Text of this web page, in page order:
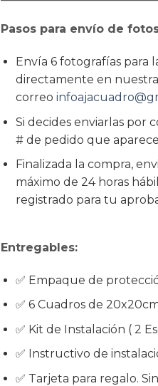
Pasos para envío de
Envía 6 fotografías para
directamente en
correo
Si decides enviarlas por
# de pedido que
Finalizada la compra,
máximo de 24 horas
registrado para tu
Entregables:
✅ Empaque de
✅ 6 Cuadros de
✅ Kit de Instalación ( 2
✅ Instructivo de
✅ Tarjeta para regalo.